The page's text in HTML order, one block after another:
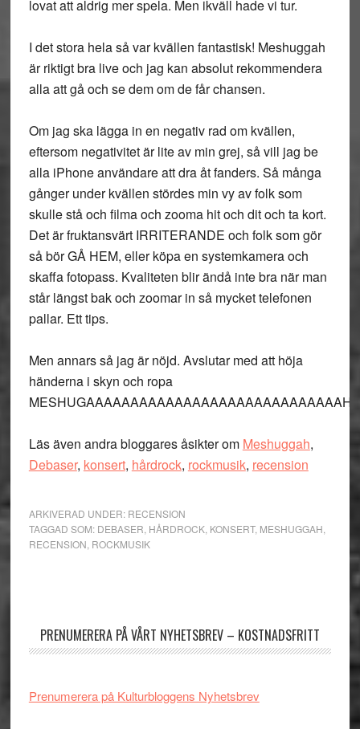
lovat att aldrig mer spela. Men ikväll hade vi tur.
I det stora hela så var kvällen fantastisk! Meshuggah
är riktigt bra live och jag kan absolut rekommendera
alla att gå och se dem om de får chansen.
Om jag ska lägga in en negativ rad om kvällen,
eftersom negativitet är lite av min grej, så vill jag be
alla iPhone användare att dra åt fanders. Så många
gånger under kvällen stördes min vy av folk som
skulle stå och filma och zooma hit och dit och ta kort.
Det är fruktansvärt IRRITERANDE och folk som gör
så bör GÅ HEM, eller köpa en systemkamera och
skaffa fotopass. Kvaliteten blir ändå inte bra när man
står längst bak och zoomar in så mycket telefonen
pallar. Ett tips.
Men annars så jag är nöjd. Avslutar med att höja
händerna i skyn och ropa
MESHUGAAAAAAAAAAAAAAAAAAAAAAAAAAAAAH!
Läs även andra bloggares åsikter om Meshuggah,
Debaser, konsert, hårdrock, rockmusik, recension
ARKIVERAD UNDER: RECENSION
TAGGAD SOM: DEBASER HÅRDROCK, KONSERT, MESHUGGAH
RECENSION ROCKMUSIK
PRENUMERERA PÅ VÅRT NYHETSBREV – KOSTNADSFRITT
Prenumerera på Kulturbloggens Nyhetsbrev